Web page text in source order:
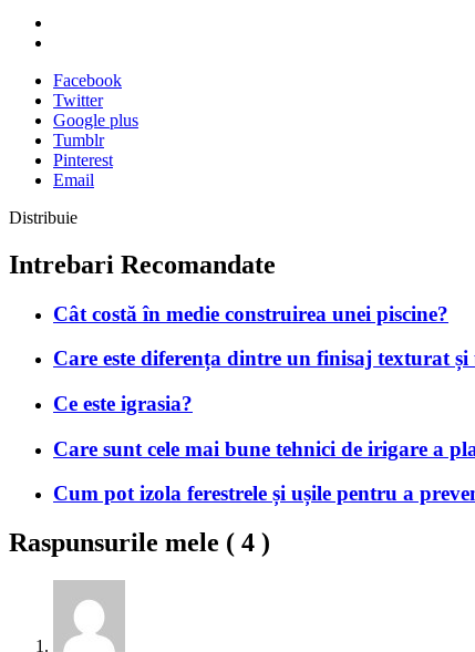
Facebook
Twitter
Google plus
Tumblr
Pinterest
Email
Distribuie
Intrebari Recomandate
Cât costă în medie construirea unei piscine?
Care este diferența dintre un finisaj texturat
Ce este igrasia?
Care sunt cele mai bune tehnici de irigare a
Cum pot izola ferestrele și ușile pentru a
Raspunsurile mele ( 4 )